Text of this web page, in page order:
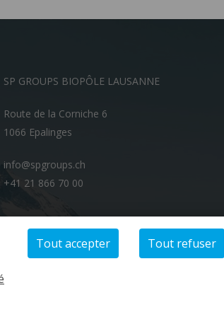
SP GROUPS BIOPÔLE LAUSANNE
Route de la Corniche 6
1066 Epalinges
info@spgroups.ch
+41 21 866 70 00
Tout accepter Tout refuser